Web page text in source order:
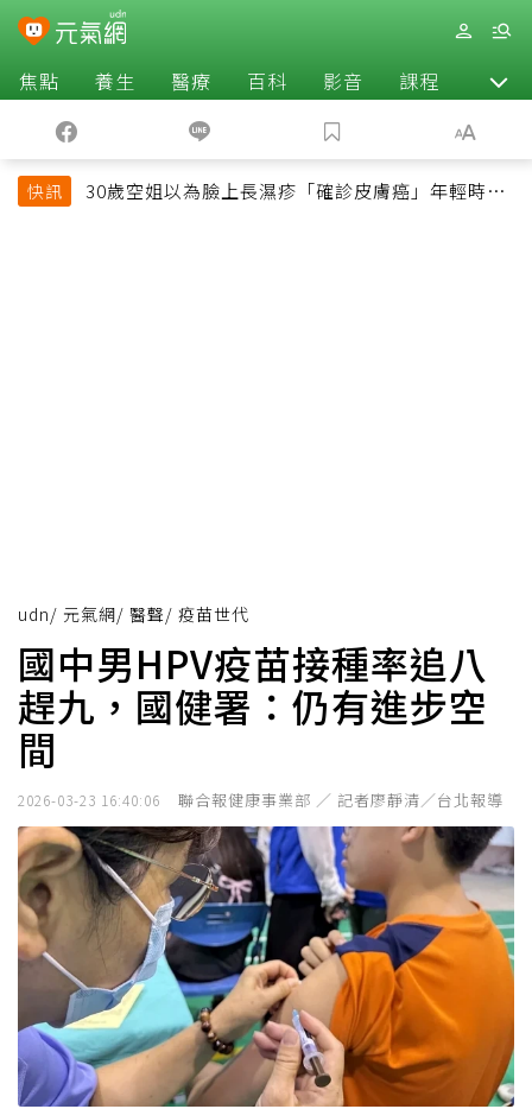
焦點 養生 醫療 百科 影音 課程 退休
快訊
30歲空姐以為臉上長濕疹「確診皮膚癌」年輕時一
udn/ 元氣網/ 醫聲/ 疫苗世代
國中男HPV疫苗接種率追八
趕九，國健署：仍有進步空
間
2026-03-23 16:40:06 聯合報健康事業部 ／ 記者廖靜清／台北報導